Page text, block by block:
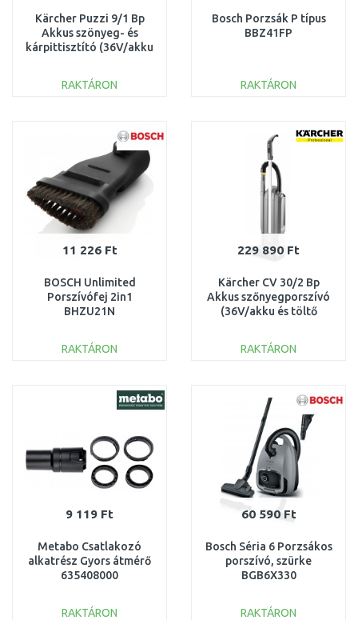
Kärcher Puzzi 9/1 Bp
Akkus szönyeg- és
kárpittisztító (36V/akku
RAKTÁRON
Összehasonlítás
Bosch Porzsák P típus
BBZ41FP
RAKTÁRON
Összehasonlítás
11 226 Ft
BOSCH Unlimited
Porszívófej 2in1
BHZU21N
RAKTÁRON
Összehasonlítás
229 890 Ft
Kärcher CV 30/2 Bp
Akkus szőnyegporszívó
(36V/akku és töltő
RAKTÁRON
Összehasonlítás
9 119 Ft
Metabo Csatlakozó
alkatrész Gyors átmérő
635408000
RAKTÁRON
60 590 Ft
Bosch Séria 6 Porzsákos
porszívó, szürke
BGB6X330
RAKTÁRON